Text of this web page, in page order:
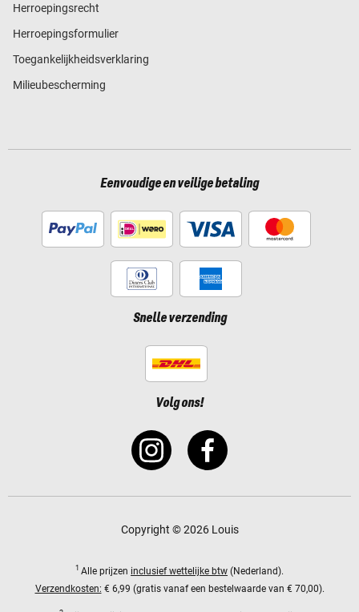
Herroepingsrecht
Herroepingsformulier
Toegankelijkheidsverklaring
Milieubescherming
Eenvoudige en veilige betaling
Snelle verzending
Volg ons!
Copyright © 2026 Louis
1 Alle prijzen inclusief wettelijke btw (Nederland).
Verzendkosten: € 6,99 (gratis vanaf een bestelwaarde van € 70,00).